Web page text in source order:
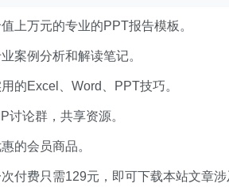
上万元的专业的PPT报告模板。
案例分析和解读笔记。
的Excel、Word、PPT技巧。
讨论群，共享资源。
的会员商品。
付费只需129元，即可下载本站文章涉